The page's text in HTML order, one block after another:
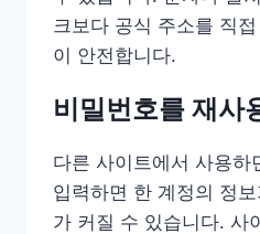
크보다 공식 주소를 직
이 안전합니다.
비밀번호를 재사
다른 사이트에서 사용하
입력하면 한 계정의 정
가 커질 수 있습니다. 사